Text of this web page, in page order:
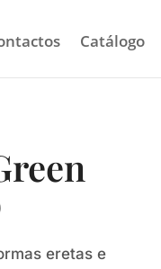
Catálogo
eretas e